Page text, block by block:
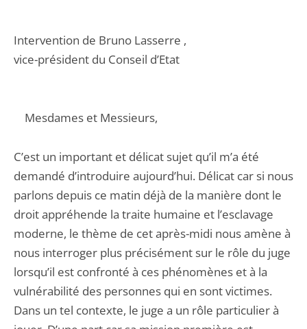
Intervention de Bruno Lasserre ,
vice-président du Conseil d’Etat
Mesdames et Messieurs,
C’est un important et délicat sujet qu’il m’a été
demandé d’introduire aujourd’hui. Délicat car si nous
parlons depuis ce matin déjà de la manière dont le
droit appréhende la traite humaine et l’esclavage
moderne, le thème de cet après-midi nous amène à
nous interroger plus précisément sur le rôle du juge
lorsqu’il est confronté à ces phénomènes et à la
vulnérabilité des personnes qui en sont victimes.
Dans un tel contexte, le juge a un rôle particulier à